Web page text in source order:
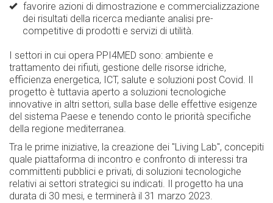
favorire azioni di dimostrazione e commercializzazione
dei risultati della ricerca mediante analisi pre-
competitive di prodotti e servizi di utilità.
I settori in cui opera PPI4MED sono: ambiente e
trattamento dei rifiuti, gestione delle risorse idriche,
efficienza energetica, ICT, salute e soluzioni post Covid. Il
progetto è tuttavia aperto a soluzioni tecnologiche
innovative in altri settori, sulla base delle effettive esigenze
del sistema Paese e tenendo conto le priorità specifiche
della regione mediterranea.
Tra le prime iniziative, la creazione dei "Living Lab", concepiti
quale piattaforma di incontro e confronto di interessi tra
committenti pubblici e privati, di soluzioni tecnologiche
relativi ai settori strategici su indicati. Il progetto ha una
durata di 30 mesi, e terminerà il 31 marzo 2023.